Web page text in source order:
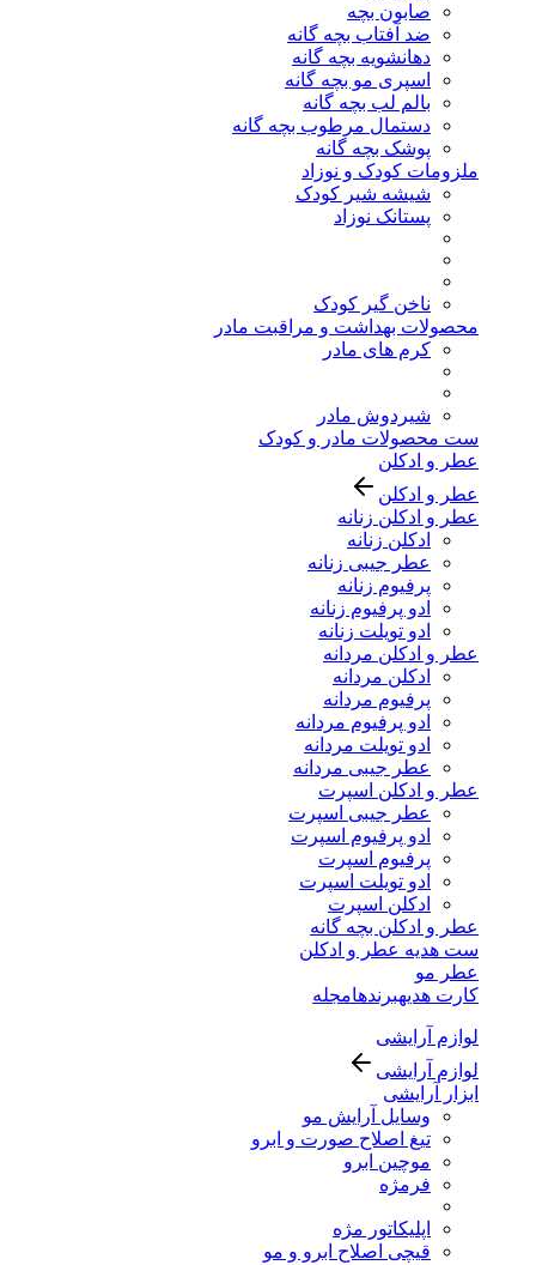
صابون بچه
ضد آفتاب بچه گانه
دهانشویه بچه گانه
اسپری مو بچه گانه
بالم لب بچه گانه
دستمال مرطوب بچه گانه
پوشک بچه گانه
ملزومات کودک و نوزاد
شیشه شیر کودک
پستانک نوزاد
ناخن گیر کودک
محصولات بهداشت و مراقبت مادر
کرم های مادر
شیردوش مادر
ست محصولات مادر و کودک
عطر و ادکلن
عطر و ادکلن
عطر و ادکلن زنانه
ادکلن زنانه
عطر جیبی زنانه
پرفیوم زنانه
ادو پرفیوم زنانه
ادو تویلت زنانه
عطر و ادکلن مردانه
ادکلن مردانه
پرفیوم مردانه
ادو پرفیوم مردانه
ادو تویلت مردانه
عطر جیبی مردانه
عطر و ادکلن اسپرت
عطر جیبی اسپرت
ادو پرفیوم اسپرت
پرفیوم اسپرت
ادو تویلت اسپرت
ادکلن اسپرت
عطر و ادکلن بچه گانه
ست هدیه عطر و ادکلن
عطر مو
کارت هدیهبرندهامجله
لوازم آرایشی
لوازم آرایشی
ابزار آرایشی
وسایل آرایش مو
تیغ اصلاح صورت و ابرو
موچین ابرو
فرمژه
اپلیکاتور مژه
قیچی اصلاح ابرو و مو